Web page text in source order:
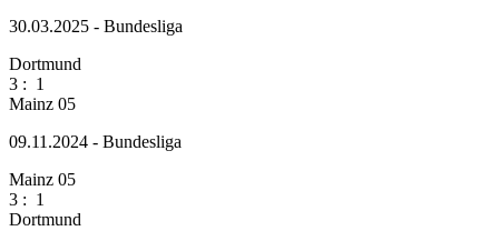
30.03.2025 - Bundesliga
Dortmund
3 : 1
Mainz 05
09.11.2024 - Bundesliga
Mainz 05
3 : 1
Dortmund